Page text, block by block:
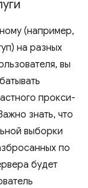
(например,
на разных
вы
прокси-
знать, что
выборки
по
будет